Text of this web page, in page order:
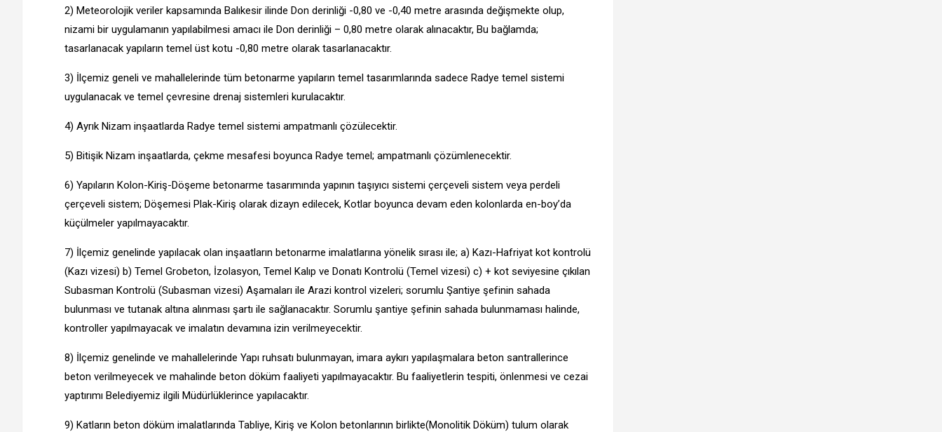
2) Meteorolojik veriler kapsamında Balıkesir ilinde Don derinliği -0,80 ve -0,40 metre arasında değişmekte olup,
nizami bir uygulamanın yapılabilmesi amacı ile Don derinliği – 0,80 metre olarak alınacaktır, Bu bağlamda;
tasarlanacak yapıların temel üst kotu -0,80 metre olarak tasarlanacaktır.
3) İlçemiz geneli ve mahallelerinde tüm betonarme yapıların temel tasarımlarında sadece Radye temel sistemi
uygulanacak ve temel çevresine drenaj sistemleri kurulacaktır.
4) Ayrık Nizam inşaatlarda Radye temel sistemi ampatmanlı çözülecektir.
5) Bitişik Nizam inşaatlarda, çekme mesafesi boyunca Radye temel; ampatmanlı çözümlenecektir.
6) Yapıların Kolon-Kiriş-Döşeme betonarme tasarımında yapının taşıyıcı sistemi çerçeveli sistem veya perdeli
çerçeveli sistem; Döşemesi Plak-Kiriş olarak dizayn edilecek, Kotlar boyunca devam eden kolonlarda en-boy’da
küçülmeler yapılmayacaktır.
7) İlçemiz genelinde yapılacak olan inşaatların betonarme imalatlarına yönelik sırası ile; a) Kazı-Hafriyat kot kontrolü
(Kazı vizesi) b) Temel Grobeton, İzolasyon, Temel Kalıp ve Donatı Kontrolü (Temel vizesi) c) + kot seviyesine çıkılan
Subasman Kontrolü (Subasman vizesi) Aşamaları ile Arazi kontrol vizeleri; sorumlu Şantiye şefinin sahada
bulunması ve tutanak altına alınması şartı ile sağlanacaktır. Sorumlu şantiye şefinin sahada bulunmaması halinde,
kontroller yapılmayacak ve imalatın devamına izin verilmeyecektir.
8) İlçemiz genelinde ve mahallelerinde Yapı ruhsatı bulunmayan, imara aykırı yapılaşmalara beton santrallerince
beton verilmeyecek ve mahalinde beton döküm faaliyeti yapılmayacaktır. Bu faaliyetlerin tespiti, önlenmesi ve cezai
yaptırımı Belediyemiz ilgili Müdürlüklerince yapılacaktır.
9) Katların beton döküm imalatlarında Tabliye, Kiriş ve Kolon betonlarının birlikte(Monolitik Döküm) tulum olarak